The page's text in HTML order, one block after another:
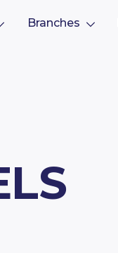
Branches